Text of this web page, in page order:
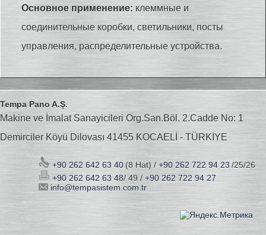
Основное применение: клеммные и
соединительные коробки, светильники, посты
управления, распределительные устройства.
Tempa Pano A.Ş.
Makine ve İmalat Sanayicileri Org.San.Böl. 2.Cadde No: 1
Demirciler Köyü Dilovası 41455 KOCAELİ - TÜRKİYE
+90 262 642 63 40(8 Hat) / +90 262 722 94 23/25/26
+90 262 642 63 48/ 49 / +90 262 722 94 27
info@tempasistem.com.tr